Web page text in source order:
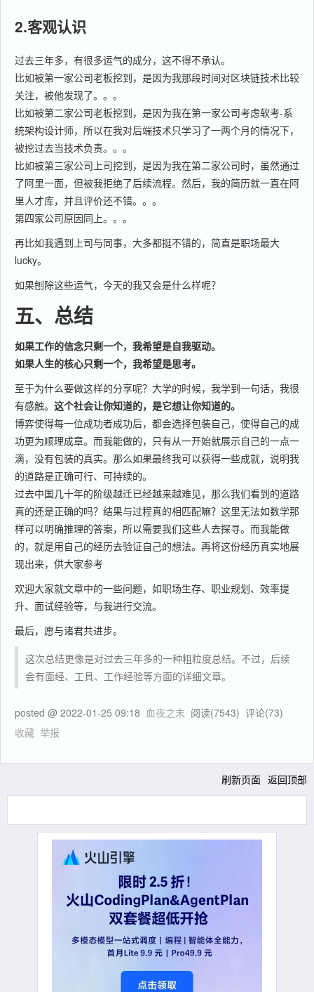
2.客观认识
过去三年多，有很多运气的成分，这不得不承认。
比如被第一家公司老板挖到，是因为我那段时间对区块链技术比较
关注，被他发现了。。。
比如被第二家公司老板挖到，是因为我在第一家公司考虑软考-系
统架构设计师，所以在我对后端技术只学习了一两个月的情况下，
被挖过去当技术负责。。。
比如被第三家公司上司挖到，是因为我在第二家公司时，虽然通过
了阿里一面，但被我拒绝了后续流程。然后，我的简历就一直在阿
里人才库，并且评价还不错。。。
第四家公司原因同上。。。
再比如我遇到上司与同事，大多都挺不错的，简直是职场最大
lucky。
如果刨除这些运气，今天的我又会是什么样呢？
五、总结
如果工作的信念只剩一个，我希望是自我驱动。
如果人生的核心只剩一个，我希望是思考。
至于为什么要做这样的分享呢？大学的时候，我学到一句话，我很
有感触。 这个社会让你知道的，是它想让你知道的。
博弈使得每一位成功者成功后，都会选择包装自己，使得自己的成
功更为顺理成章。而我能做的，只有从一开始就展示自己的一点一
滴，没有包装的真实。那么如果最终我可以获得一些成就，说明我
的道路是正确可行、可持续的。
过去中国几十年的阶级越迁已经越来越难见，那么我们看到的道路
真的还是正确的吗？结果与过程真的相匹配嘛？这里无法如数学那
样可以明确推理的答案，所以需要我们这些人去探寻。而我能做
的，就是用自己的经历去验证自己的想法。再将这份经历真实地展
现出来，供大家参考
欢迎大家就文章中的一些问题，如职场生存、职业规划、效率提
升、面试经验等，与我进行交流。
最后，愿与诸君共进步。
这次总结更像是对过去三年多的一种粗粒度总结。不过，后续
会有面经、工具、工作经验等方面的详细文章。
posted @ 2022-01-25 09:18 血夜之末 阅读(7543) 评论(73)
收藏 举报
刷新页面 返回顶部